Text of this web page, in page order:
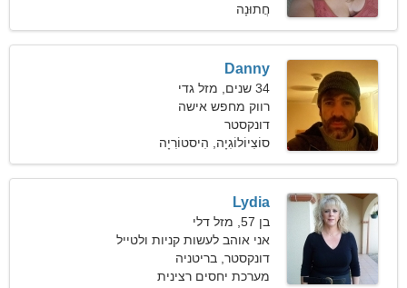
פאונד)
חֲתוּנָה
Danny
34 שנים, מזל גדי
רווק מחפש אישה
דונקסטר
סוֹצִיוֹלוֹגִיָה, הִיסטוֹרִיָה
Lydia
בן 57, מזל דלי
אני אוהב לעשות קניות ולטייל
באוויר הצח
דונקסטר, בריטניה
מערכת יחסים רצינית